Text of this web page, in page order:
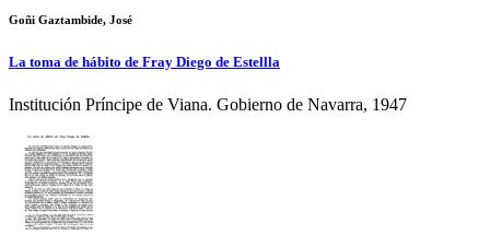
Goñi Gaztambide, José
La toma de hábito de Fray Diego de Estellla
Institución Príncipe de Viana. Gobierno de Navarra, 1947